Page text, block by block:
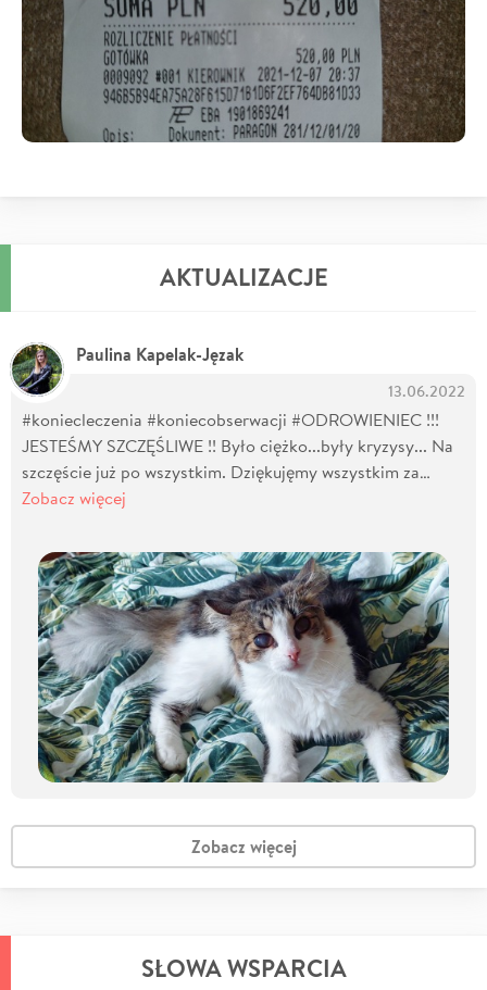
AKTUALIZACJE
Paulina Kapelak-Jęzak
13.06.2022
#koniecleczenia #koniecobserwacji #ODROWIENIEC !!!
JESTEŚMY SZCZĘŚLIWE !! Było ciężko...były kryzysy... Na
szczęście już po wszystkim. Dziękujęmy wszystkim za…
Zobacz więcej
Zobacz więcej
SŁOWA WSPARCIA